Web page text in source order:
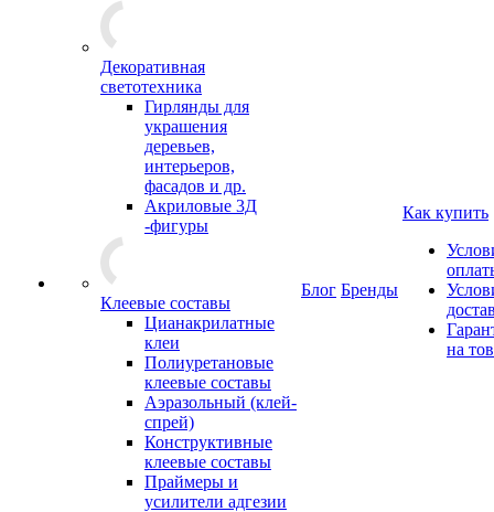
Декоративная
светотехника
Гирлянды для
украшения
деревьев,
интерьеров,
фасадов и др.
Акриловые 3Д
-фигуры
Клеевые составы
Цианакрилатные
клеи
Полиуретановые
клеевые составы
Аэразольный (клей-
спрей)
Конструктивные
клеевые составы
Праймеры и
усилители адгезии
Блог Бренды
Как купить
на